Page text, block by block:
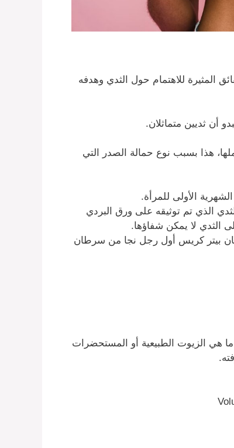
المثيرة للاهتمام حول الثدي وهدفه
أن ثديين متماثلان.
المرأة بأكملها، هذا بسبب نوع حمالة الصدر التي
الذي تم توثيقه على ورق البردي
بيتر كريس أول رجل نجا من سرطان
هي الزيوت الطبيعية أو المستحضرات